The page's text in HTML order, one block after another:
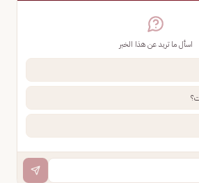
اسأل ما تريد عن هذا الخبر